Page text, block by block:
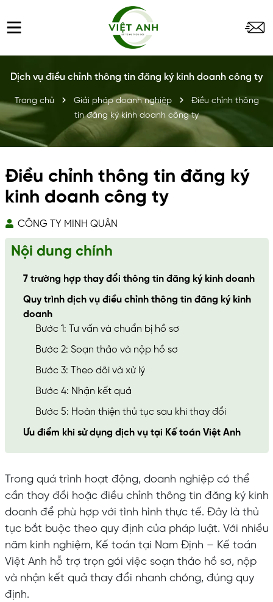
Dịch vụ điều chỉnh thông tin đăng ký kinh doanh công ty
Trang chủ Giải pháp doanh nghiệp
Điều chỉnh thông
tin đăng ký kinh doanh công ty
Điều chỉnh thông tin đăng ký
kinh doanh công ty
CÔNG TY MINH QUÂN
Nội dung chính
7 trường hợp thay đổi thông tin đăng ký kinh doanh
Quy trình dịch vụ điều chỉnh thông tin đăng ký kinh
doanh
Bước 1: Tư vấn và chuẩn bị hồ sơ
Bước 2: Soạn thảo và nộp hồ sơ
Bước 3: Theo dõi và xử lý
Bước 4: Nhận kết quả
Bước 5: Hoàn thiện thủ tục sau khi thay đổi
Ưu điểm khi sử dụng dịch vụ tại Kế toán Việt Anh
Trong quá trình hoạt động, doanh nghiệp có thể
cần thay đổi hoặc điều chỉnh thông tin đăng ký kinh
doanh để phù hợp với tình hình thực tế. Đây là thủ
tục bắt buộc theo quy định của pháp luật. Với nhiều
năm kinh nghiệm, Kế toán tại Nam Định – Kế toán
Việt Anh hỗ trợ trọn gói việc soạn thảo hồ sơ, nộp
và nhận kết quả thay đổi nhanh chóng, đúng quy
định.